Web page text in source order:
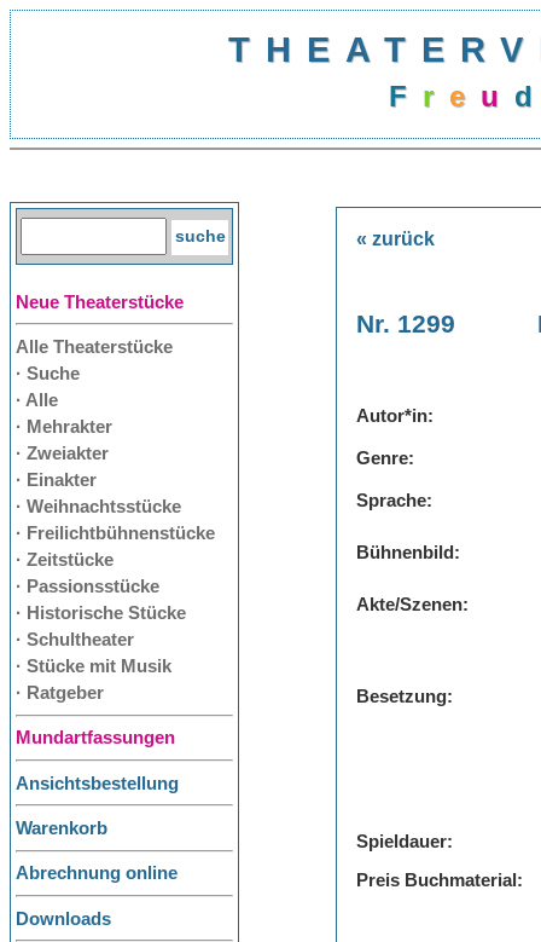
F r e u d
Neue Theaterstücke
Alle Theaterstücke
· Suche
· Alle
· Mehrakter
· Zweiakter
· Einakter
· Weihnachtsstücke
· Freilichtbühnenstücke
· Zeitstücke
· Passionsstücke
· Historische Stücke
· Schultheater
· Stücke mit Musik
· Ratgeber
Mundartfassungen
Ansichtsbestellung
Warenkorb
Abrechnung online
Downloads
« zurück
Nr. 1299
Autor*in:
Genre:
Sprache:
Bühnenbild:
Akte/Szenen:
Besetzung:
Spieldauer:
Preis Buchmaterial: